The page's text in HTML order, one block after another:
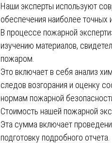
Наши эксперты используют
обеспечения наиболее точных
В процессе пожарной
изучению материалов,
пожаром.
Это включает в себя анализ
следов возгорания и оценку
нормам пожарной
Стоимость нашей пожарной
Эта сумма включает
подготовку подробного отчета.